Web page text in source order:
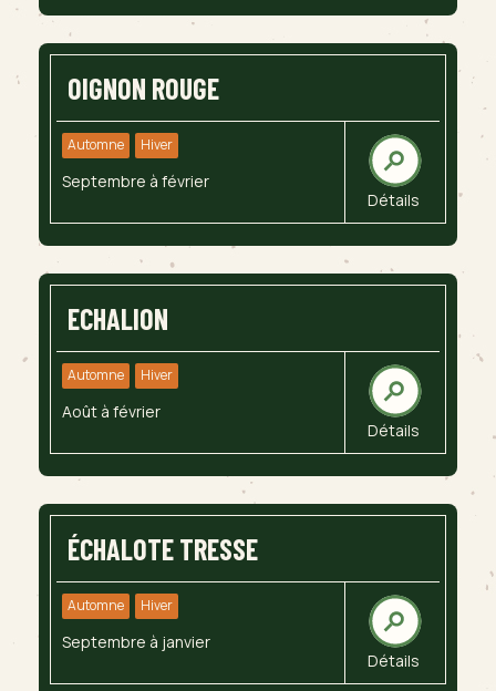
OIGNON ROUGE
Automne Hiver
Septembre à février
Détails
ECHALION
Automne Hiver
Août à février
Détails
ÉCHALOTE TRESSE
Automne Hiver
Septembre à janvier
Détails